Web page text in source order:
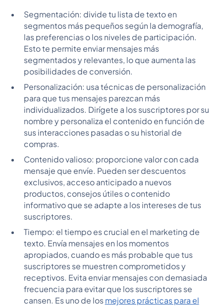
Segmentación: divide tu lista de texto en
segmentos más pequeños según la demografía,
las preferencias o los niveles de participación.
Esto te permite enviar mensajes más
segmentados y relevantes, lo que aumenta las
posibilidades de conversión.
Personalización: usa técnicas de personalización
para que tus mensajes parezcan más
individualizados. Dirígete a los suscriptores por su
nombre y personaliza el contenido en función de
sus interacciones pasadas o su historial de
compras.
Contenido valioso: proporcione valor con cada
mensaje que envíe. Pueden ser descuentos
exclusivos, acceso anticipado a nuevos
productos, consejos útiles o contenido
informativo que se adapte a los intereses de tus
suscriptores.
Tiempo: el tiempo es crucial en el marketing de
texto. Envía mensajes en los momentos
apropiados, cuando es más probable que tus
suscriptores se muestren comprometidos y
receptivos. Evita enviar mensajes con demasiada
frecuencia para evitar que los suscriptores se
cansen. Es uno de los mejores prácticas para el